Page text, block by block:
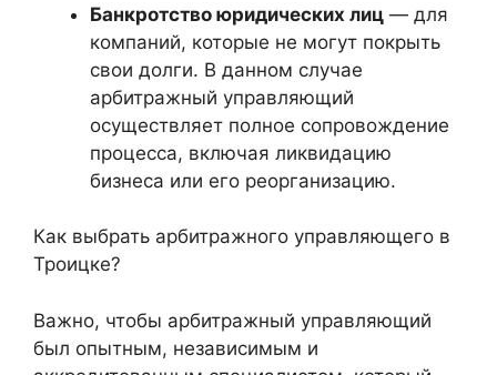
Банкротство юридических лиц — для
компаний, которые не могут покрыть
свои долги. В данном случае
арбитражный управляющий
осуществляет полное сопровождение
процесса, включая ликвидацию
бизнеса или его реорганизацию.
Как выбрать арбитражного управляющего в
Троицке?
Важно, чтобы арбитражный управляющий
был опытным, независимым и